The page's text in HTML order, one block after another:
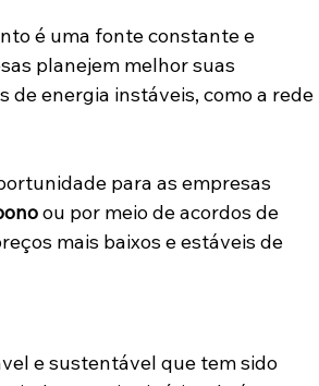
é uma fonte constante e
planejem melhor suas
de energia instáveis, como a rede
para as empresas
ou por meio de acordos de
mais baixos e estáveis de
e sustentável que tem sido